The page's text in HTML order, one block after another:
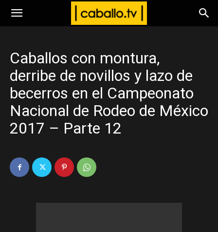
www.caballo.tv
Caballos con montura,
derribe de novillos y lazo de
becerros en el Campeonato
Nacional de Rodeo de México
2017 – Parte 12